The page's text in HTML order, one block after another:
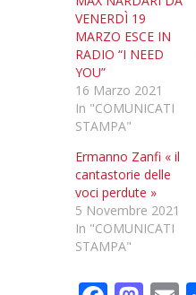
VENERDÌ 19
MARZO ESCE IN
RADIO “I NEED
YOU”
16 Marzo 2021
In "COMUNICATI
STAMPA"
Ermanno Zanfi « il
cantastorie delle
voci perdute »
5 Novembre 2021
In "COMUNICATI
STAMPA"